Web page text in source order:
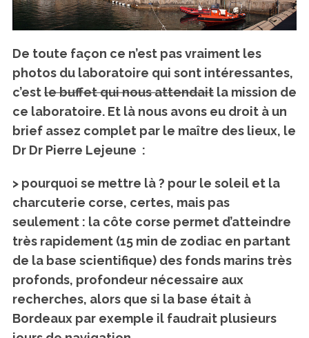
De toute façon ce n’est pas vraiment les
photos du laboratoire qui sont intéressantes,
c’estle buffet qui nous attendait la mission de
ce laboratoire.Et là nous avons eu droit à un
brief assez complet par le maître des lieux, le
Dr Dr Pierre Lejeune :
> pourquoi se mettre là ? pour le soleil et la
charcuterie corse, certes, mais pas
seulement : la côte corse permet d’atteindre
très rapidement (15 min de zodiac en partant
de la base scientifique) des fonds marins très
profonds, profondeur nécessaire aux
recherches, alors que si la base était à
Bordeaux par exemple il faudrait plusieurs